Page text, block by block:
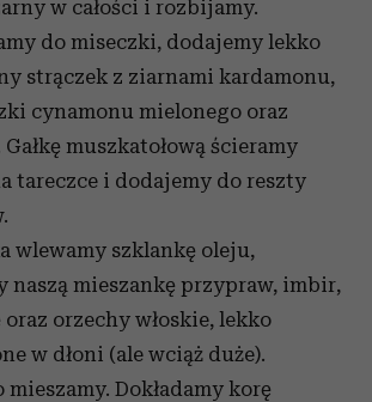
reklamowym i analitycznym.
te informacje z innymi danymi
Ciebie lub uzyskanymi podczas
usług.
w całości i rozbijamy.
do miseczki, dodajemy lekko
strączek z ziarnami kardamonu,
cynamonu mielonego oraz
muszkatołową ścieramy
tareczce i dodajemy do reszty
wlewamy szklankę oleju,
naszą mieszankę przypraw, imbir,
orzechy włoskie, lekko
w dłoni (ale wciąż duże).
mieszamy. Dokładamy korę